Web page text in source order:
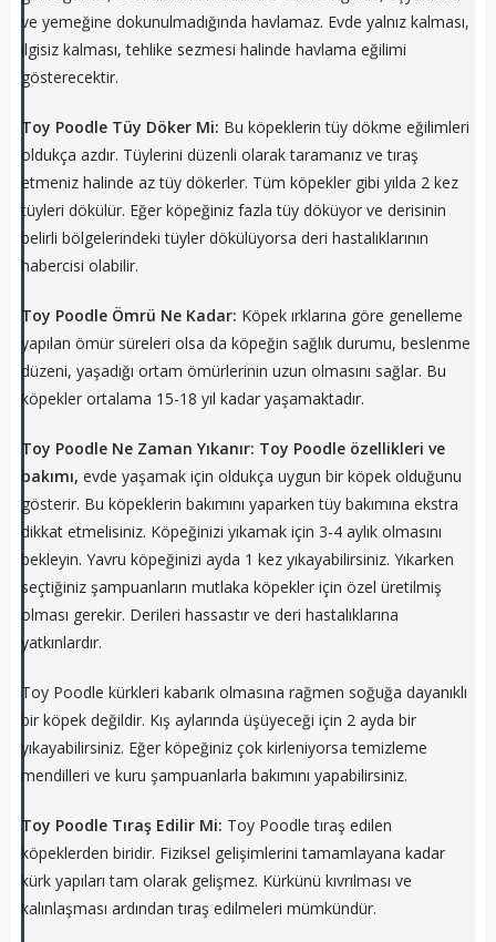
ve yemeğine dokunulmadığında havlamaz. Evde yalnız kalması,
ilgisiz kalması, tehlike sezmesi halinde havlama eğilimi
gösterecektir.
Toy Poodle Tüy Döker Mi: Bu köpeklerin tüy dökme eğilimleri
oldukça azdır. Tüylerini düzenli olarak taramanız ve tıraş
etmeniz halinde az tüy dökerler. Tüm köpekler gibi yılda 2 kez
tüyleri dökülür. Eğer köpeğiniz fazla tüy döküyor ve derisinin
belirli bölgelerindeki tüyler dökülüyorsa deri hastalıklarının
habercisi olabilir.
Toy Poodle Ömrü Ne Kadar: Köpek ırklarına göre genelleme
yapılan ömür süreleri olsa da köpeğin sağlık durumu, beslenme
düzeni, yaşadığı ortam ömürlerinin uzun olmasını sağlar. Bu
köpekler ortalama 15-18 yıl kadar yaşamaktadır.
Toy Poodle Ne Zaman Yıkanır: Toy Poodle özellikleri ve
bakımı, evde yaşamak için oldukça uygun bir köpek olduğunu
gösterir. Bu köpeklerin bakımını yaparken tüy bakımına ekstra
dikkat etmelisiniz. Köpeğinizi yıkamak için 3-4 aylık olmasını
bekleyin. Yavru köpeğinizi ayda 1 kez yıkayabilirsiniz. Yıkarken
seçtiğiniz şampuanların mutlaka köpekler için özel üretilmiş
olması gerekir. Derileri hassastır ve deri hastalıklarına
yatkınlardır.
Toy Poodle kürkleri kabarık olmasına rağmen soğuğa dayanıklı
bir köpek değildir. Kış aylarında üşüyeceği için 2 ayda bir
yıkayabilirsiniz. Eğer köpeğiniz çok kirleniyorsa temizleme
mendilleri ve kuru şampuanlarla bakımını yapabilirsiniz.
Toy Poodle Tıraş Edilir Mi: Toy Poodle tıraş edilen
köpeklerden biridir. Fiziksel gelişimlerini tamamlayana kadar
kürk yapıları tam olarak gelişmez. Kürkünü kıvrılması ve
kalınlaşması ardından tıraş edilmeleri mümkündür.